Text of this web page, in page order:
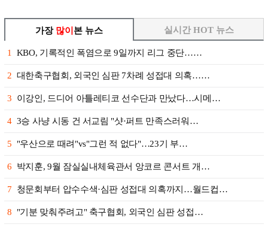
가장 많이 본 뉴스
1 KBO, 기록적인 폭염으로 9일까지 리그 중단……
2 대한축구협회, 외국인 심판 7차례 성접대 의혹……
3 이강인, 드디어 아틀레티코 선수단과 만났다…시메…
4 3승 사냥 시동 건 서교림 "샷·퍼트 만족스러워…
5 "우산으로 때려"vs"그런 적 없다"…23기 부…
6 박지훈, 9월 잠실실내체육관서 앙코르 콘서트 개…
7 청문회부터 압수수색·심판 성접대 의혹까지…월드컵…
8 "기분 맞춰주려고" 축구협회, 외국인 심판 성접…
실시간 HOT 뉴스